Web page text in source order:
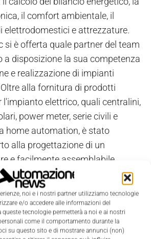
noi e i nostri partner utilizziamo tecnologie
e/o accedere alle informazioni del
tecnologie permetterà a noi e ai nostri
come il comportamento durante la
su questo sito e di mostrare annunci (non)
il comfort ambientale, il
elettrodomestici e attrezzature.
si è offerta quale partner del team
a disposizione la sua competenza
e realizzazione di impianti
alla fornitura di prodotti
l'impianto elettrico, quali centralini,
power meter, serie civili e
home automation, è stato
alla progettazione di un
e facilmente assemblabile.
realizzata con l'intento di
smontabile e in grado di
emergenza, quale ad esempio un